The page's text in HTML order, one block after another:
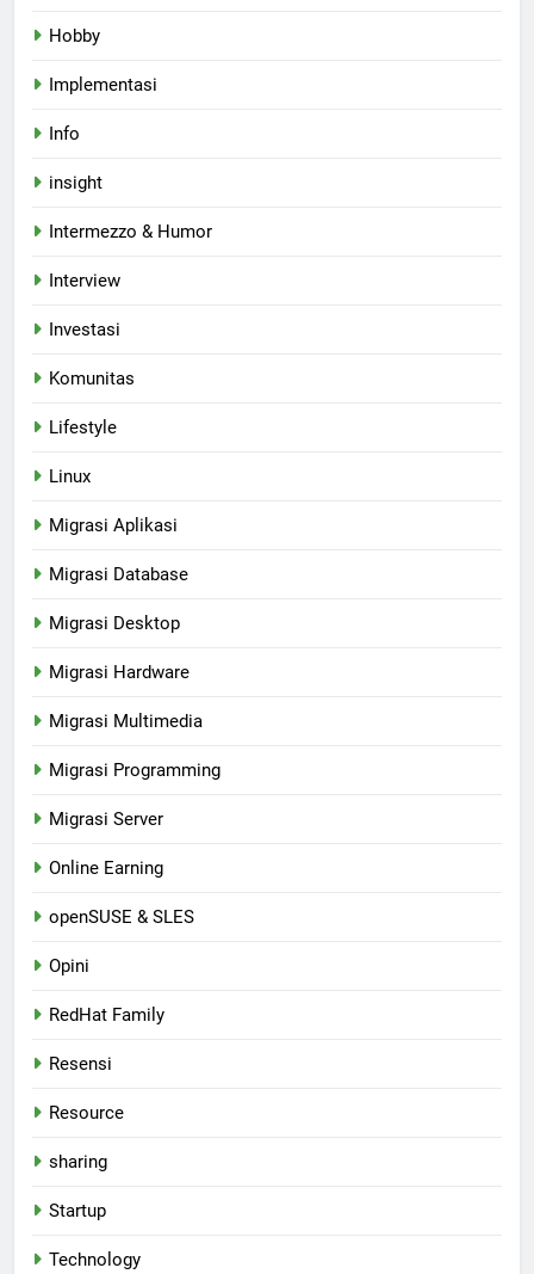
Hobby
Implementasi
Info
insight
Intermezzo & Humor
Interview
Investasi
Komunitas
Lifestyle
Linux
Migrasi Aplikasi
Migrasi Database
Migrasi Desktop
Migrasi Hardware
Migrasi Multimedia
Migrasi Programming
Migrasi Server
Online Earning
openSUSE & SLES
Opini
RedHat Family
Resensi
Resource
sharing
Startup
Technology